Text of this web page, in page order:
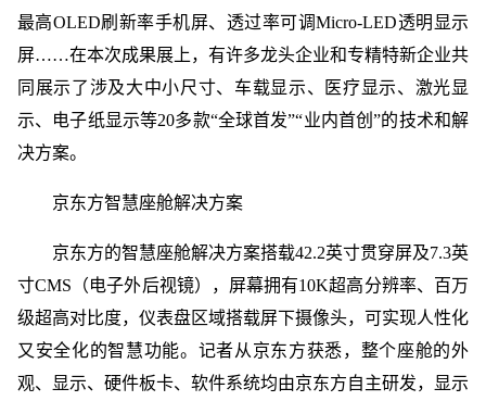
最高OLED刷新率手机屏、透过率可调Micro-LED透明显示
屏……在本次成果展上，有许多龙头企业和专精特新企业共
同展示了涉及大中小尺寸、车载显示、医疗显示、激光显
示、电子纸显示等20多款“全球首发”“业内首创”的技术和解
决方案。
京东方智慧座舱解决方案
京东方的智慧座舱解决方案搭载42.2英寸贯穿屏及7.3英
寸CMS（电子外后视镜），屏幕拥有10K超高分辨率、百万
级超高对比度，仪表盘区域搭载屏下摄像头，可实现人性化
又安全化的智慧功能。记者从京东方获悉，整个座舱的外
观、显示、硬件板卡、软件系统均由京东方自主研发，显示